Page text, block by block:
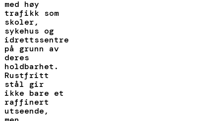
med høy
trafikk som
skoler,
sykehus og
idrettssentre
på grunn av
deres
holdbarhet.
Rustfritt
stål gir
ikke bare et
raffinert
utseende,